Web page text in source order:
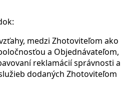
medzi Zhotoviteľom ako
a Objednávateľom,
reklamácií správnosti a
dodaných Zhotoviteľom